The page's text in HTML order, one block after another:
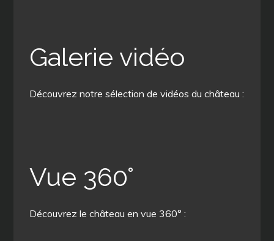
Galerie vidéo
Découvrez notre sélection de vidéos du château :
Vue 360°
Découvrez le château en vue 360° :